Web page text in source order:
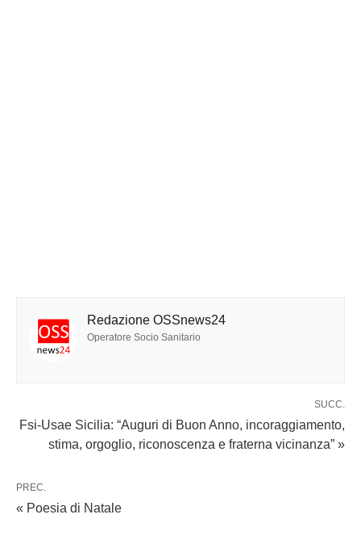
Redazione OSSnews24
Operatore Socio Sanitario
SUCC.
Fsi-Usae Sicilia: “Auguri di Buon Anno, incoraggiamento,
stima, orgoglio, riconoscenza e fraterna vicinanza” »
PREC.
« Poesia di Natale